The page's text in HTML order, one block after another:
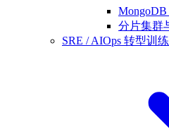
分片集群
SRE / AIOps 转型训